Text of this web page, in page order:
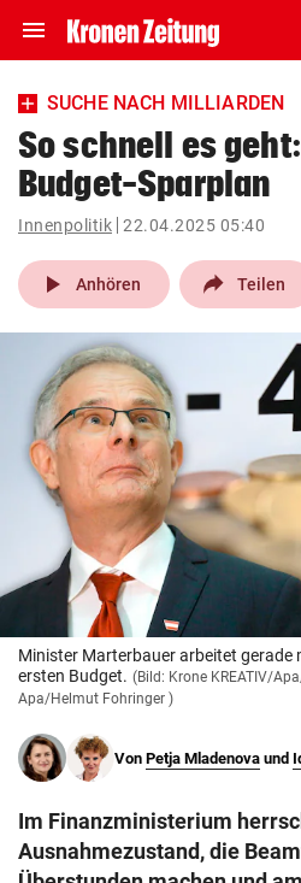
menu Navigation
ein-/ausklappen
account_circle Anmelden
pin_drop
Wien
bookmark
search
Suchbegriff
eingeben
© Krone Multimedia GmbH & Co
Muthgasse 2, 1190 Wien
SUCHE NACH MILLIARDEN
So schnell es
Budget-Sparplan
Innenpolitik 22.04.2025 05:40
play_arrow Anhören Teilen
Minister Marterbauer arbeitet gerade
ersten Budget. (Bild: Krone KREATIV/
Apa/Helmut Fohringer )
Von Petja Mladenova und
Im Finanzministerium
Ausnahmezustand, die